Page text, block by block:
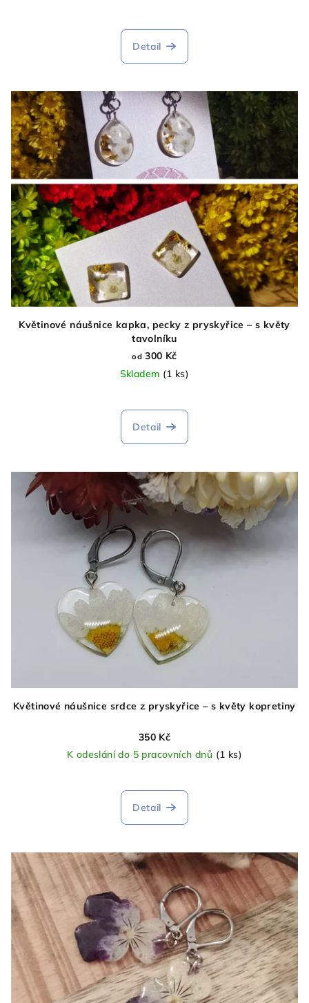
Detail
Květinové náušnice kapka, pecky z pryskyřice – s květy
tavolníku
od 300 Kč
Skladem (1 ks)
Detail
Květinové náušnice srdce z pryskyřice – s květy kopretiny
350 Kč
K odeslání do 5 pracovních dnů (1 ks)
Detail